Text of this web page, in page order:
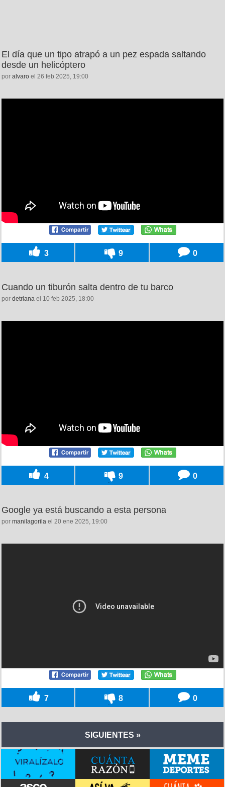
El día que un tipo atrapó a un pez espada saltando
desde un helicóptero
por alvaro el 26 feb 2025, 19:00
3 9 0
Cuando un tiburón salta dentro de tu barco
por detriana el 10 feb 2025, 18:00
4 9 0
Google ya está buscando a esta persona
por manilagorila el 20 ene 2025, 19:00
7 8 0
SIGUIENTES »